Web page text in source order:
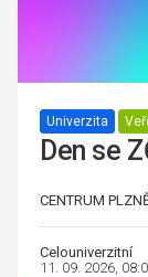
Univerzita
Den se
CENTRUM
Celouniverzitní
11. 09. 2026,